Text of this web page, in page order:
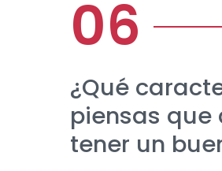
¿Qué
piensas que
tener un